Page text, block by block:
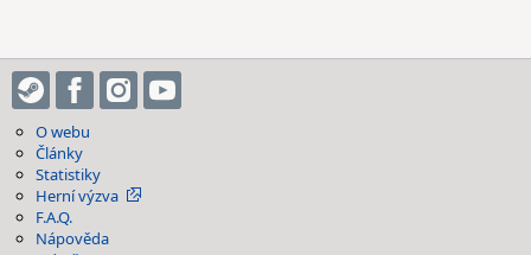
O webu
Články
Statistiky
Herní výzva
F.A.Q.
Nápověda